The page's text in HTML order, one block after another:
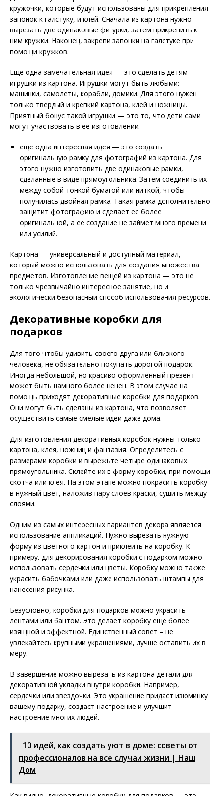
кружочки, которые будут использованы для прикрепления
запонок к галстуку, и клей. Сначала из картона нужно
вырезать две одинаковые фигурки, затем прикрепить к
ним кружки. Наконец, закрепи запонки на галстуке при
помощи кружков.
Еще одна замечательная идея — это сделать детям
игрушки из картона. Игрушки могут быть любыми:
машинки, самолеты, корабли, домики. Для этого нужен
только твердый и крепкий картона, клей и ножницы.
Приятный бонус такой игрушки — это то, что дети сами
могут участвовать в ее изготовлении.
еще одна интересная идея — это создать
оригинальную рамку для фотографий из картона. Для
этого нужно изготовить две одинаковые рамки,
сделанные в виде прямоугольника. Затем соединить их
между собой тонкой бумагой или ниткой, чтобы
получилась двойная рамка. Такая рамка дополнительно
защитит фотографию и сделает ее более
оригинальной, а ее создание не займет много времени
или усилий.
Картона — универсальный и доступный материал,
который можно использовать для создания множества
предметов. Изготовление вещей из картона — это не
только чрезвычайно интересное занятие, но и
экологически безопасный способ использования ресурсов.
Декоративные коробки для
подарков
Для того чтобы удивить своего друга или близкого
человека, не обязательно покупать дорогой подарок.
Иногда небольшой, но красиво оформленный презент
может быть намного более ценен. В этом случае на
помощь приходят декоративные коробки для подарков.
Они могут быть сделаны из картона, что позволяет
осуществить самые смелые идеи даже дома.
Для изготовления декоративных коробок нужны только
картона, клея, ножниц и фантазия. Определитесь с
размерами коробки и вырежьте четыре одинаковых
прямоугольника. Склейте их в форму коробки, при помощи
скотча или клея. На этом этапе можно покрасить коробку
в нужный цвет, наложив пару слоев краски, сушить между
слоями.
Одним из самых интересных вариантов декора является
использование аппликаций. Нужно вырезать нужную
форму из цветного картон и приклеить на коробку. К
примеру, для декорирования коробки с подарком можно
использовать сердечки или цветы. Коробку можно также
украсить бабочками или даже использовать штампы для
нанесения рисунка.
Безусловно, коробки для подарков можно украсить
лентами или бантом. Это делает коробку еще более
изящной и эффектной. Единственный совет – не
увлекайтесь крупными украшениями, лучше оставить их в
меру.
В завершение можно вырезать из картона детали для
декоративной укладки внутри коробки. Например,
сердечки или звездочки. Это украшение придаст изюминку
вашему подарку, создаст настроение и улучшит
настроение многих людей.
10 идей, как создать уют в доме: советы от
профессионалов на все случаи жизни | Наш
Дом